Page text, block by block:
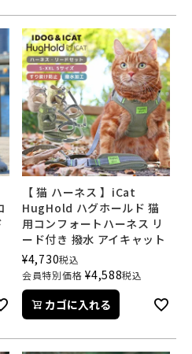
【 猫 ハーネス 】iCat
HugHold ハグホールド 猫
用コンフォートハーネス リ
ード付き 撥水 アイキャット
¥4,730税込
会員特別価格 ¥4,588税込
カゴに入れる